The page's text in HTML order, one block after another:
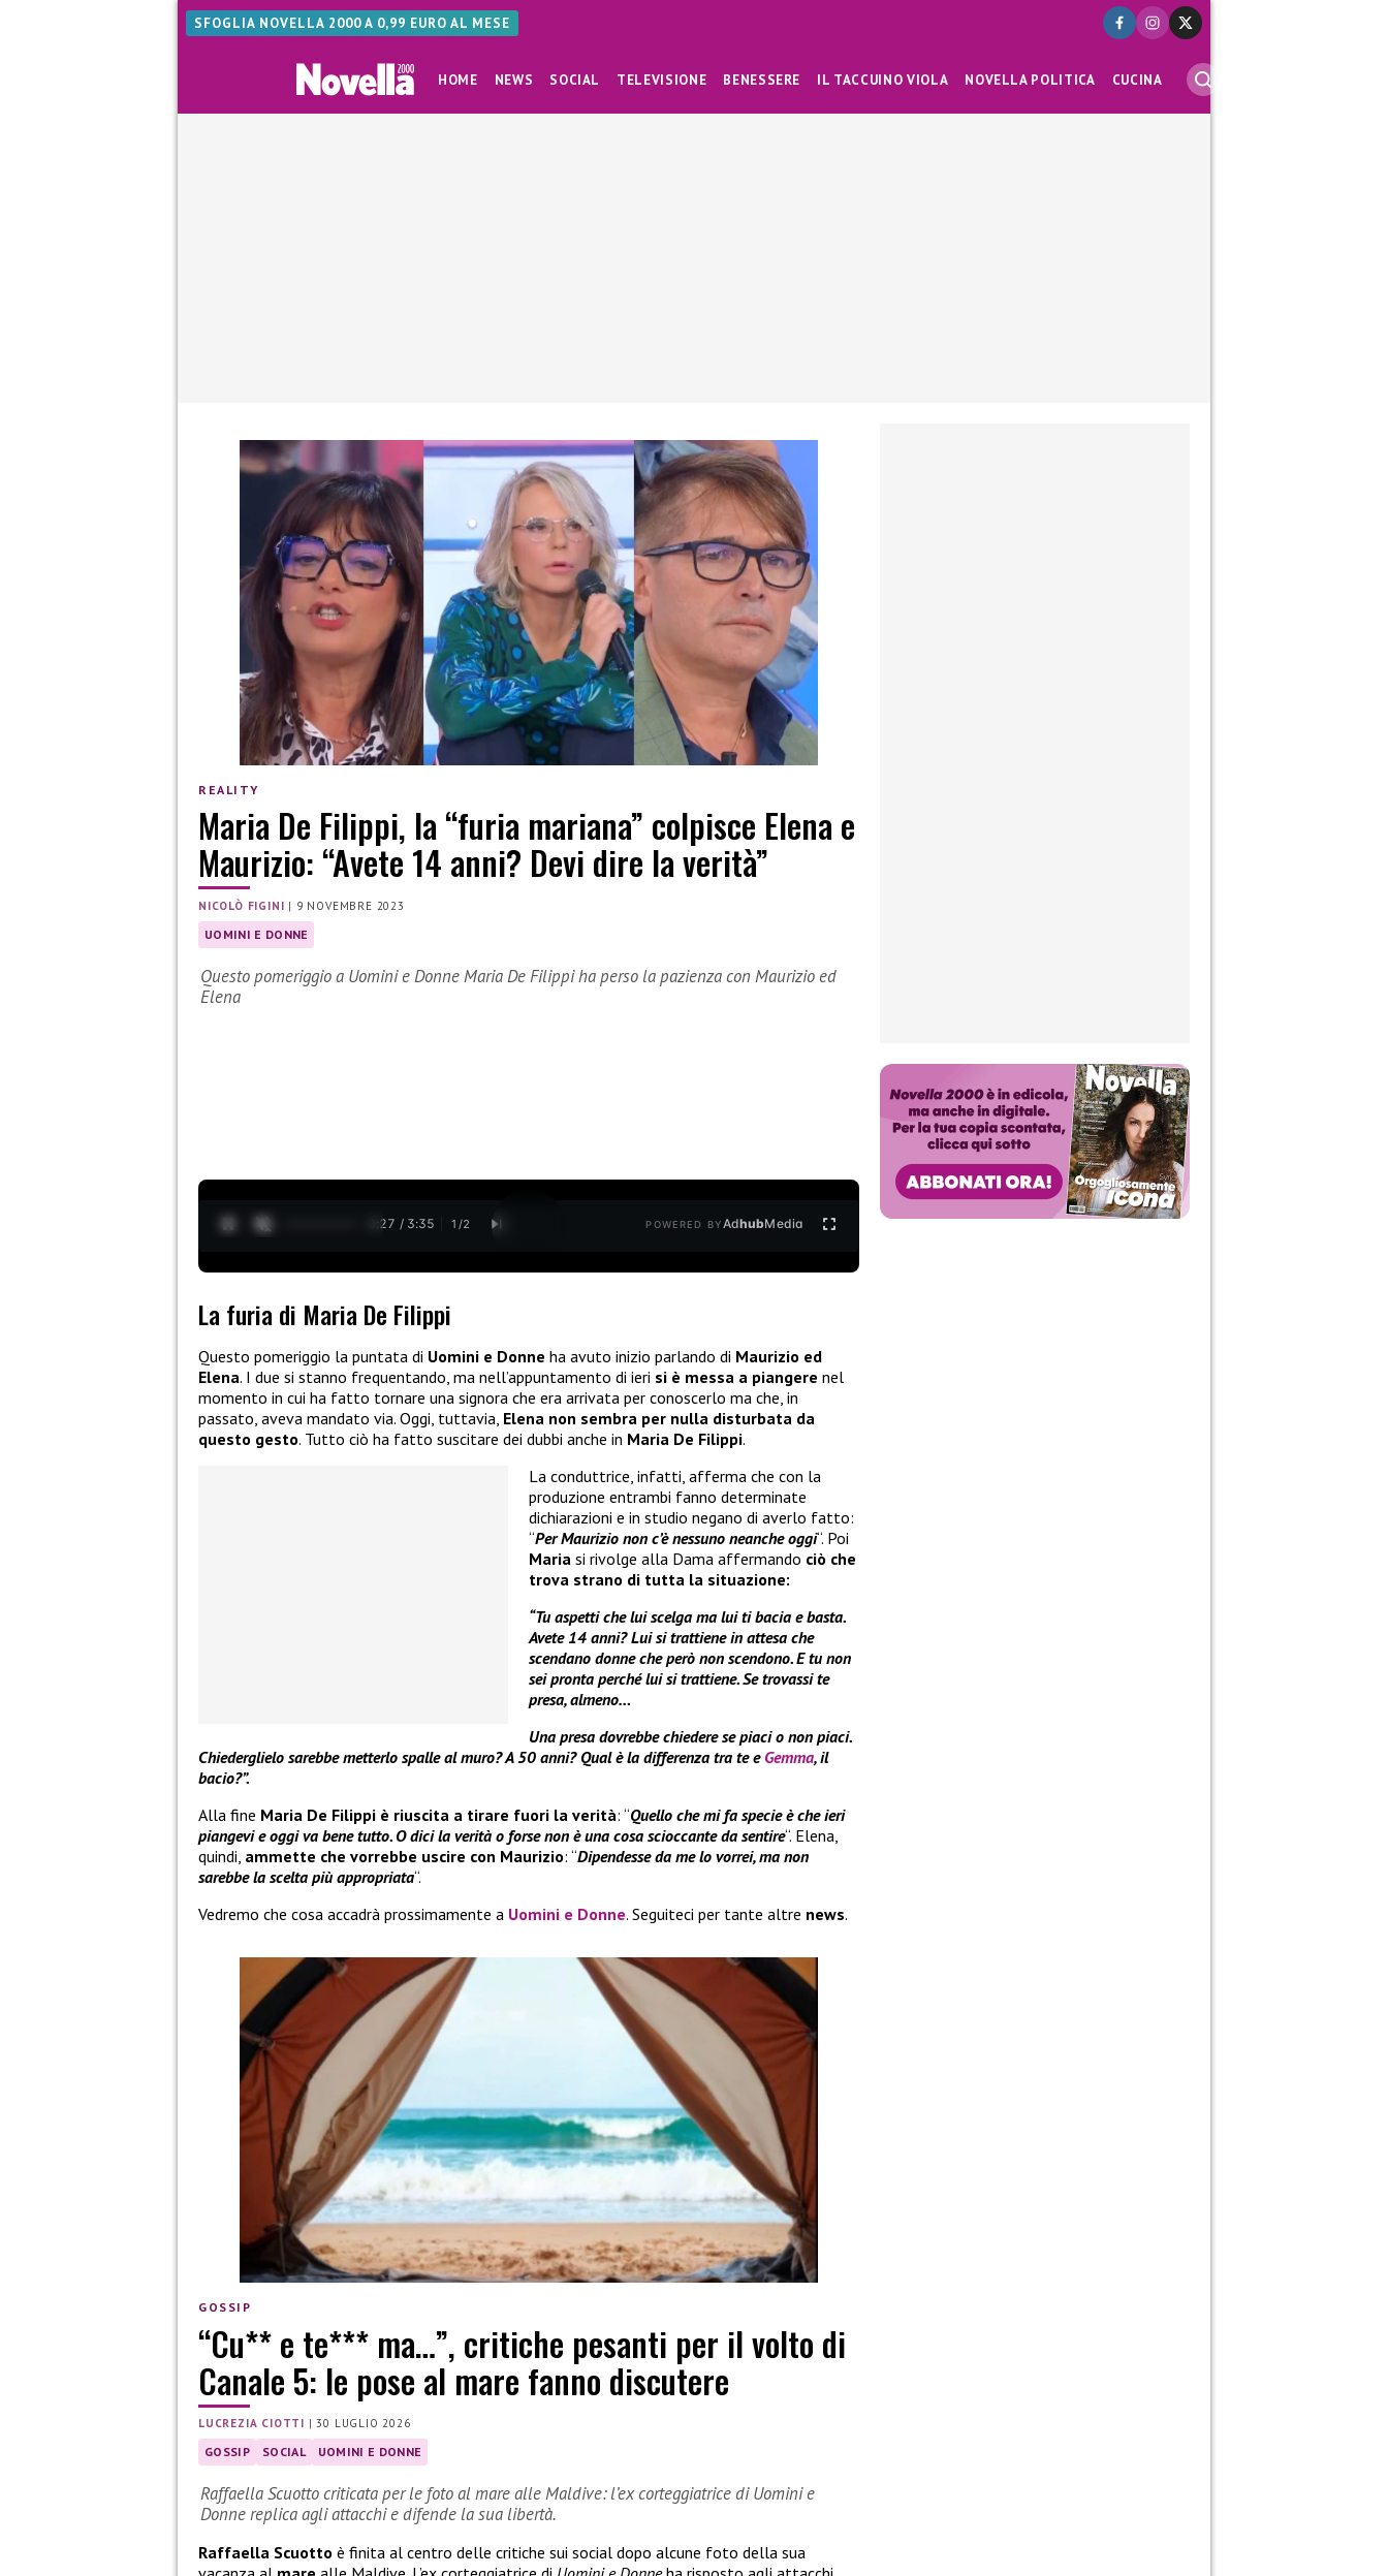
SFOGLIA NOVELLA 2000 A 0,99 EURO AL MESE
HOME NEWS SOCIAL TELEVISIONE BENESSERE IL TACCUINO VIOLA NOVELLA POLITICA CUCINA
REALITY
Maria De Filippi, la “furia mariana” colpisce Elena e
Maurizio: “Avete 14 anni? Devi dire la verità”
NICOLÒ FIGINI | 9 NOVEMBRE 2023
UOMINI E DONNE
Questo pomeriggio a Uomini e Donne Maria De Filippi ha perso la pazienza con Maurizio ed
Elena
0:28 / 3:35 1 /2 POWERED BYAdhubMedia
La furia di Maria De Filippi
Questo pomeriggio la puntata di Uomini e Donne ha avuto inizio parlando di Maurizio ed
Elena. I due si stanno frequentando, ma nell’appuntamento di ieri si è messa a piangere nel
momento in cui ha fatto tornare una signora che era arrivata per conoscerlo ma che, in
passato, aveva mandato via. Oggi, tuttavia, Elena non sembra per nulla disturbata da
questo gesto. Tutto ciò ha fatto suscitare dei dubbi anche in Maria De Filippi.
La conduttrice, infatti, afferma che con la
produzione entrambi fanno determinate
dichiarazioni e in studio negano di averlo fatto:
“Per Maurizio non c’è nessuno neanche oggi“. Poi
Maria si rivolge alla Dama affermando ciò che
trova strano di tutta la situazione:
“Tu aspetti che lui scelga ma lui ti bacia e basta.
Avete 14 anni? Lui si trattiene in attesa che
scendano donne che però non scendono. E tu non
sei pronta perché lui si trattiene. Se trovassi te
presa, almeno…
Una presa dovrebbe chiedere se piaci o non piaci.
Chiederglielo sarebbe metterlo spalle al muro? A 50 anni? Qual è la differenza tra te e Gemma, il
bacio?”.
Alla fine Maria De Filippi è riuscita a tirare fuori la verità: “Quello che mi fa specie è che ieri
piangevi e oggi va bene tutto. O dici la verità o forse non è una cosa scioccante da sentire“. Elena,
quindi, ammette che vorrebbe uscire con Maurizio: “Dipendesse da me lo vorrei, ma non
sarebbe la scelta più appropriata“.
Vedremo che cosa accadrà prossimamente a Uomini e Donne. Seguiteci per tante altre news.
GOSSIP
“Cu** e te*** ma…”, critiche pesanti per il volto di
Canale 5: le pose al mare fanno discutere
LUCREZIA CIOTTI |30 LUGLIO 2026
GOSSIP SOCIAL UOMINI E DONNE
Raffaella Scuotto criticata per le foto al mare alle Maldive: l’ex corteggiatrice di Uomini e
Donne replica agli attacchi e difende la sua libertà.
Raffaella Scuotto è finita al centro delle critiche sui social dopo alcune foto della sua